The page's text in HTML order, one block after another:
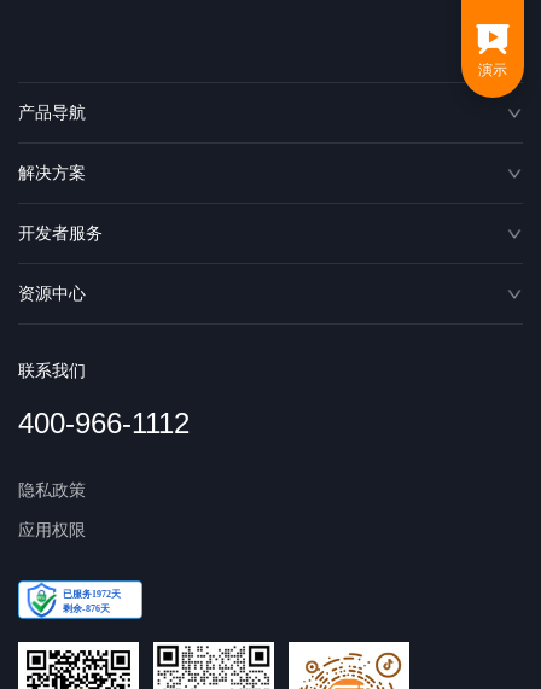
产品导航
解决方案
开发者服务
资源中心
联系我们
400-966-1112
隐私政策
应用权限
演示